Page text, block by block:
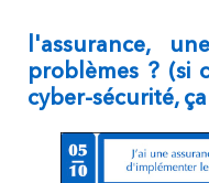
l'assurance,
problèmes ? (si
cyber-sécurité,